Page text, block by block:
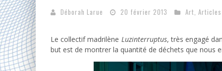
Déborah Larue 20 février 2013 Art, Articles
Le collectif madrilène Luzinterruptus, très engagé
but est de montrer la quantité de déchets que nous